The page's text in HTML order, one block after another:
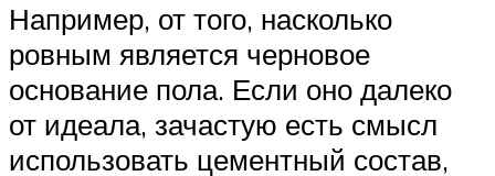
Например, от того, насколько
ровным является черновое
основание пола. Если оно далеко
от идеала, зачастую есть смысл
использовать цементный состав,